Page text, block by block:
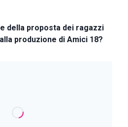
della proposta dei ragazzi
produzione di Amici 18?